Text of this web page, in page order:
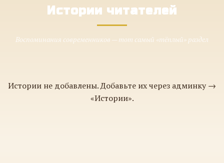
Истории читателей
Воспоминания современников — тот самый «тёплый» раздел
Истории не добавлены. Добавьте их через админку →
«Истории».